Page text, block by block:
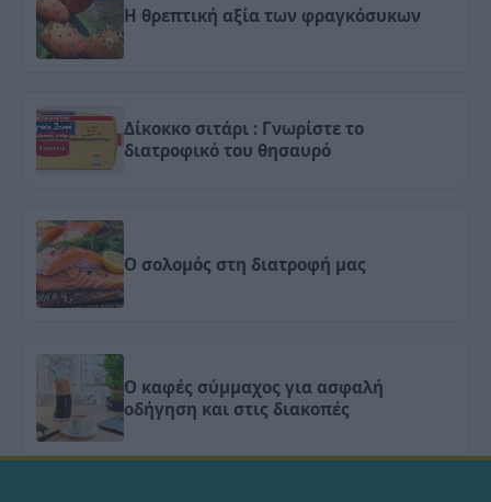
Η θρεπτική αξία των φραγκόσυκων
Δίκοκκο σιτάρι : Γνωρίστε το
διατροφικό του θησαυρό
Ο σολομός στη διατροφή μας
Ο καφές σύμμαχος για ασφαλή
οδήγηση και στις διακοπές